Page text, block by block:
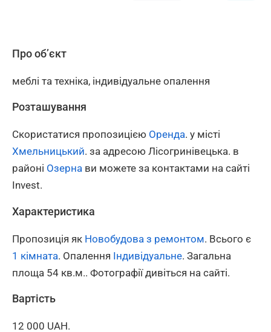
Про об’єкт
меблі та техніка, індивідуальне опалення
Розташування
Скористатися пропозицією Оренда. у місті
Хмельницький. за адресою Лісогринівецька. в
районі Озерна ви можете за контактами на сайті
Invest.
Характеристика
Пропозиція як Новобудова з ремонтом. Всього є
1 кімната. Опалення Індивідуальне. Загальна
площа 54 кв.м.. Фотографії дивіться на сайті.
Вартість
12 000 UAH.